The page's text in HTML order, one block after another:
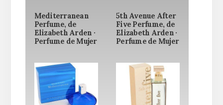
Mediterranean
Perfume, de
Elizabeth Arden ·
Perfume de Mujer
5th Avenue After
Five Perfume, de
Elizabeth Arden ·
Perfume de Mujer